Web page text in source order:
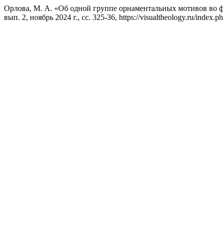
Орлова, М. А. «Об одной группе орнаментальных мотивов во
вып. 2, ноябрь 2024 г., сс. 325-36, https://visualtheology.ru/